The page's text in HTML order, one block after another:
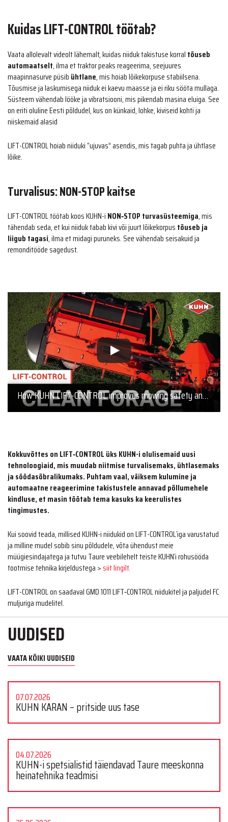
Kuidas LIFT-CONTROL töötab?
Vaata allolevalt videolt lähemalt, kuidas niiduk takistuse korral tõuseb
automaatselt, ilma et traktor peaks reageerima, seejuures
maapinnasurve püsib ühtlane, mis hoiab lõikekorpuse stabiilsena.
Tõusmise ja laskumisega niiduk ei kaevu maasse ja ei riku sööta mullaga.
Süsteem vähendab lööke ja vibratsiooni, mis pikendab masina eluiga. See
on eriti oluline Eesti põldudel, kus on künkaid, lohke, kiviseid kohti ja
niiskemaid alasid
LIFT-CONTROL hoiab niiduki “ujuvas” asendis, mis tagab puhta ja ühtlase
lõike.
Turvalisus: NON-STOP kaitse
LIFT-CONTROL töötab koos KUHN-i NON‑STOP turvasüsteemiga, mis
tähendab seda, et kui niiduk tabab kivi või juurt lõikekorpus tõuseb ja
liigub tagasi, ilma et midagi puruneks. See vähendab seisakuid ja
remonditööde sagedust.
How KUHN LIFT-CONTROL improves mowing safety and efficiency in hay & forage production? | Mowers
Kokkuvõttes on LIFT‑CONTROL üks KUHN-i olulisemaid uusi
tehnoloogiaid, mis muudab niitmise turvalisemaks, ühtlasemaks
ja söödasõbralikumaks. Puhtam vaal, väiksem kulumine ja
automaatne reageerimine takistustele annavad põllumehele
kindluse, et masin töötab tema kasuks ka keerulistes
tingimustes.
Kui soovid teada, millised KUHN-i niidukid on LIFT-CONTROL´iga varustatud
ja milline mudel sobib sinu põldudele, võta ühendust meie
müügiesindajatega ja tutvu Taure veebilehelt teiste KUHN´i rohusööda
tootmise tehnika kirjeldustega >siit lingilt.
LIFT-CONTROL on saadaval GMD 1011 LIFT‑CONTROL niidukitel ja paljudel FC
muljuriga mudelitel.
UUDISED
VAATA KÕIKI UUDISEID
07.07.2026
KUHN KARAN – pritside uus tase
04.07.2026
KUHN-i spetsialistid täiendavad Taure meeskonna
heinatehnika teadmisi